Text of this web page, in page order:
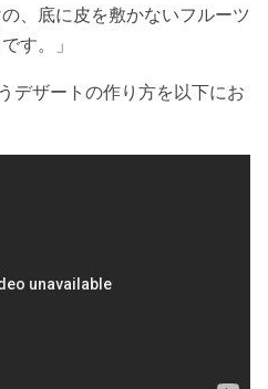
、底に皮を敷かないフルーツ
す。」
デザートの作り方を以下にお